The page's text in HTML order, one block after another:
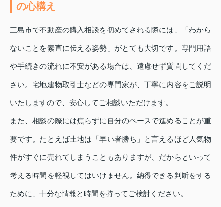
の心構え
三島市で不動産の購入相談を初めてされる際には、「わから
ないことを素直に伝える姿勢」がとても大切です。専門用語
や手続きの流れに不安がある場合は、遠慮せず質問してくだ
さい。宅地建物取引士などの専門家が、丁寧に内容をご説明
いたしますので、安心してご相談いただけます。
また、相談の際には焦らずに自分のペースで進めることが重
要です。たとえば土地は「早い者勝ち」と言えるほど人気物
件がすぐに売れてしまうこともありますが、だからといって
考える時間を軽視してはいけません。納得できる判断をする
ために、十分な情報と時間を持ってご検討ください。